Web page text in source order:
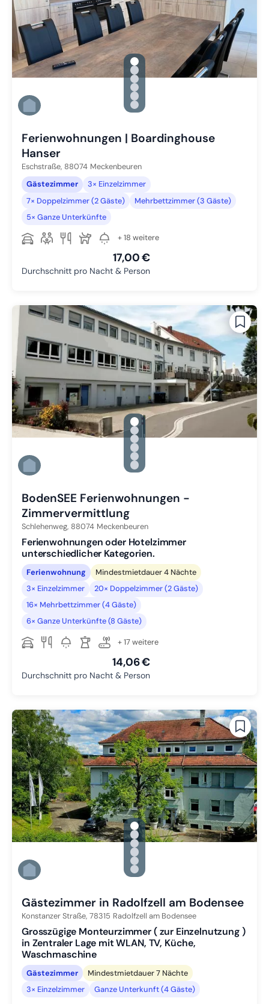
gallery.slide_selector
Zu Slide 1 wechseln
Zu Slide 2 wechseln
Zu Slide 3 wechseln
Zu Slide 4 wechseln
Zu Slide 5 wechseln
Zu Slide 6 wechseln
Ferienwohnungen | Boardinghouse
Hanser
Eschstraße, 88074 Meckenbeuren
Gästezimmer
3× Einzelzimmer
7× Doppelzimmer (2 Gäste)
Mehrbettzimmer (3 Gäste)
5× Ganze Unterkünfte
+ 18 weitere
17,00 €
Durchschnitt pro Nacht & Person
gallery.slide_selector
Zu Slide 1 wechseln
Zu Slide 2 wechseln
Zu Slide 3 wechseln
Zu Slide 4 wechseln
Zu Slide 5 wechseln
Zu Slide 6 wechseln
BodenSEE Ferienwohnungen -
Zimmervermittlung
Schlehenweg, 88074 Meckenbeuren
Ferienwohnungen oder Hotelzimmer
unterschiedlicher Kategorien.
Ferienwohnung
Mindestmietdauer 4 Nächte
3× Einzelzimmer
20× Doppelzimmer (2 Gäste)
16× Mehrbettzimmer (4 Gäste)
6× Ganze Unterkünfte (8 Gäste)
+ 17 weitere
14,06 €
Durchschnitt pro Nacht & Person
gallery.slide_selector
Zu Slide 1 wechseln
Zu Slide 2 wechseln
Zu Slide 3 wechseln
Zu Slide 4 wechseln
Zu Slide 5 wechseln
Zu Slide 6 wechseln
Gästezimmer in Radolfzell am Bodensee
Konstanzer Straße, 78315 Radolfzell am Bodensee
Grosszügige Monteurzimmer ( zur Einzelnutzung )
in Zentraler Lage mit WLAN, TV, Küche,
Waschmaschine
Gästezimmer
Mindestmietdauer 7 Nächte
3× Einzelzimmer
Ganze Unterkunft (4 Gäste)